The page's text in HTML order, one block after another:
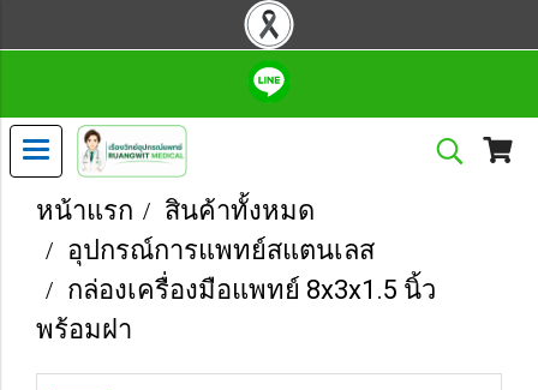
หน้าแรก
สินค้าทั้งหมด
อุปกรณ์การแพทย์สแตนเลส
กล่องเครื่องมือแพทย์ 8x3x1.5 นิ้ว
พร้อมฝา